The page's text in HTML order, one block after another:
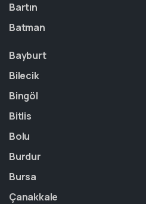
Bartın
Batman
Bayburt
Bilecik
Bingöl
Bitlis
Bolu
Burdur
Bursa
Çanakkale